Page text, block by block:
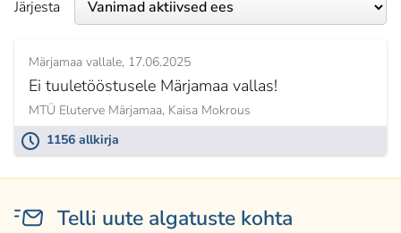
Järjesta
Märjamaa vallale 17.06.2025
Ei tuuletööstusele Märjamaa vallas!
MTÜ Eluterve Märjamaa, Kaisa Mokrous
1156 allkirja
Telli uute algatuste kohta